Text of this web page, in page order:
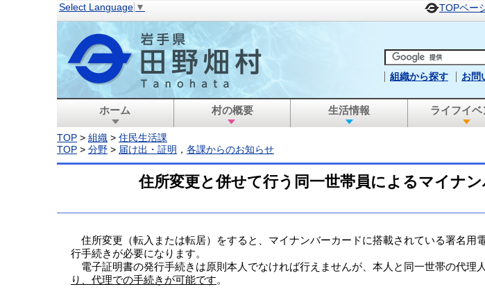
Select Language ▼ TOPペー
組織から探す お問
ホーム 村の概要 生活情報 ライフイベ
TOP > 組織 > 住民生活課
TOP > 分野 > 届け出・証明 ， 各課からのお知らせ
住所変更と併せて行う同一世帯員によるマイナ
住所変更（転入または転居）をすると、マイナンバーカードに搭載されている署名
行手続きが必要になります。
電子証明書の発行手続きは原則本人でなければ行えませんが、本人と同一世帯の代理
り、代理での手続きが可能です。